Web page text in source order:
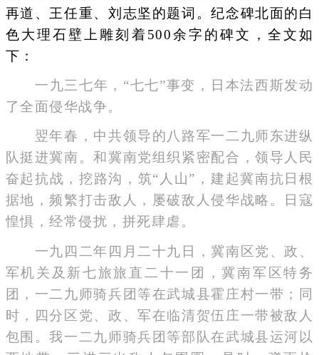
再道、王任重、刘志坚的题词。纪念碑北面的白
色大理石壁上雕刻着500余字的碑文，全文如
下：
一九三七年，“七七”事变，日本法西斯发动
了全面侵华战争。
翌年春，中共领导的八路军一二九师东进纵
队挺进冀南。和冀南党组织紧密配合，领导人民
奋起抗战，挖路沟，筑“人山”，建起冀南抗日根
据地，频繁打击敌人，屡破敌人侵华战略。日寇
惶惧，经常侵扰，拼死肆虐。
一九四二年四月二十九日，冀南区党、政、
军机关及新七旅旅直二十一团，冀南军区特务
团，一二九师骑兵团等在武城县霍庄村一带；同
时，四分区党、政、军在临清贺伍庄一带被敌人
包围。我一二九师骑兵团等部队在武城县运河以